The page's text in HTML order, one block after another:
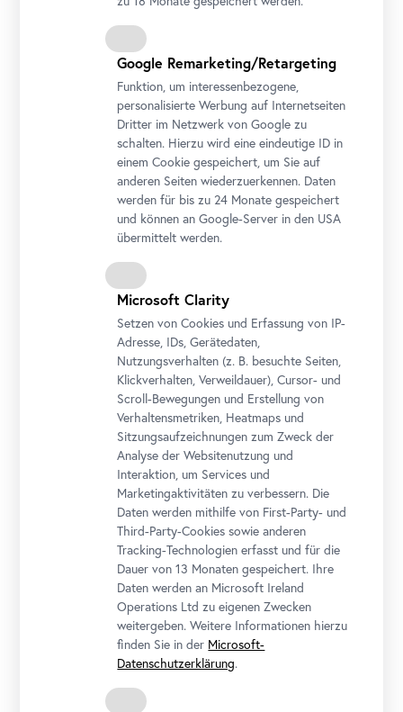
Foto: Ouriel Morgensztern / Belvedere, Wien
Veranstaltungstickets
inkl. Eintrittsticket
€ 4,00
€ 6,00
Erwachsene Kulturpass
€ 0,00
Unteres Belvedere
Rennweg 6, 1030 Wien
In Kooperation mit
Google Remarketing/Retargeting
Funktion, um interessenbezogene,
personalisierte Werbung auf Internetseiten
Dritter im Netzwerk von Google zu
schalten. Hierzu wird eine eindeutige ID in
einem Cookie gespeichert, um Sie auf
anderen Seiten wiederzuerkennen. Daten
werden für bis zu 24 Monate gespeichert
und können an Google-Server in den USA
übermittelt werden.
Microsoft Clarity
Setzen von Cookies und Erfassung von IP-
Adresse, IDs, Gerätedaten,
Nutzungsverhalten (z. B. besuchte Seiten,
Klickverhalten, Verweildauer), Cursor- und
Scroll-Bewegungen und Erstellung von
Verhaltensmetriken, Heatmaps und
Sitzungsaufzeichnungen zum Zweck der
Analyse der Websitenutzung und
Interaktion, um Services und
Marketingaktivitäten zu verbessern. Die
Daten werden mithilfe von First-Party- und
Third-Party-Cookies sowie anderen
Tracking-Technologien erfasst und für die
Dauer von 13 Monaten gespeichert. Ihre
Daten werden an Microsoft Ireland
Operations Ltd zu eigenen Zwecken
weitergeben. Weitere Informationen hierzu
finden Sie in der Microsoft-
Datenschutzerklärung.